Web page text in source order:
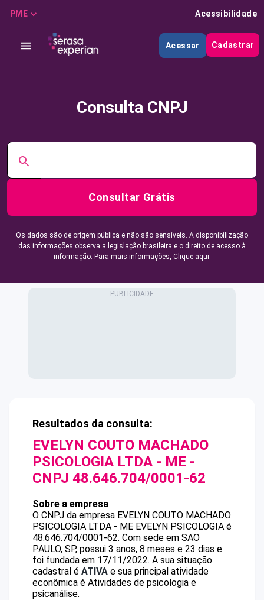
PME Acessibilidade
Acessar Cadastrar
Consulta CNPJ
Consultar Grátis
Os dados são de origem pública e não são sensíveis. A disponibilização
das informações observa a legislação brasileira e o direito de acesso à
informação. Para mais informações, Clique aqui.
Resultados da consulta:
EVELYN COUTO MACHADO
PSICOLOGIA LTDA - ME -
CNPJ 48.646.704/0001-62
Sobre a empresa
O CNPJ da empresa EVELYN COUTO MACHADO
PSICOLOGIA LTDA - ME EVELYN PSICOLOGIA é
48.646.704/0001-62. Com sede em SAO
PAULO, SP, possui 3 anos, 8 meses e 23 dias e
foi fundada em 17/11/2022. A sua situação
cadastral é ATIVA e sua principal atividade
econômica é Atividades de psicologia e
psicanálise.